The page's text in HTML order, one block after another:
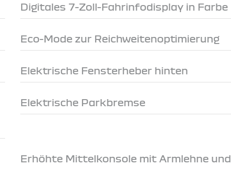
Digitales 7-Zoll-Fahrinfodisplay in Farbe
Eco-Mode zur Reichweitenoptimierung
Elektrische Fensterheber hinten
Elektrische Parkbremse
Erhöhte Mittelkonsole mit Armlehne und